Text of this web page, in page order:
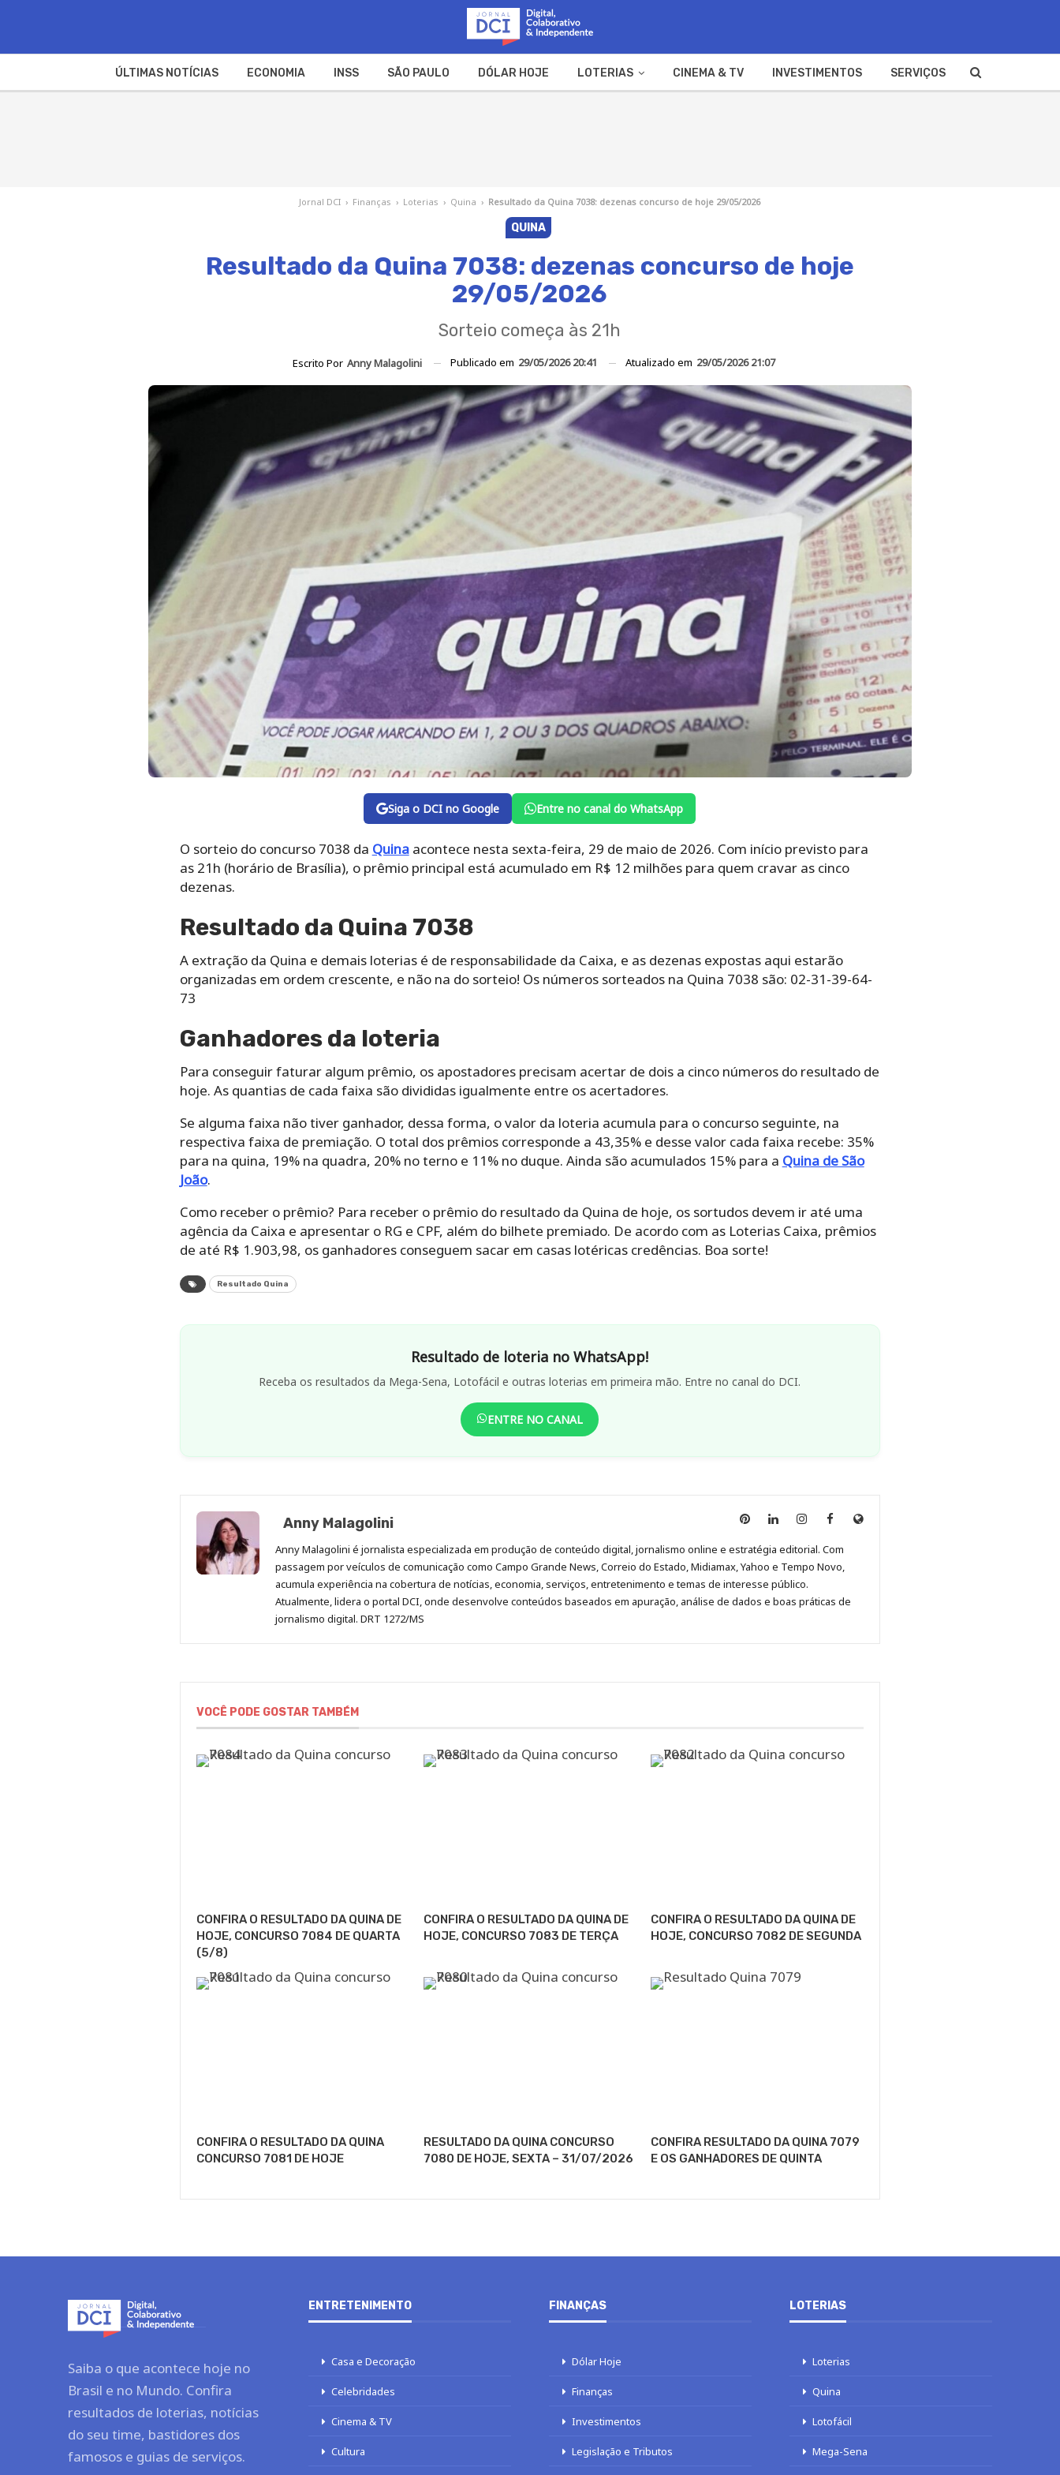
ÚLTIMAS NOTÍCIAS ECONOMIA INSS SÃO PAULO DÓLAR HOJE LOTERIAS CINEMA & TV INVESTIMENTOS SERVIÇOS
Jornal DCI › Finanças › Loterias › Quina › Resultado da Quina 7038: dezenas concurso de hoje 29/05/2026
QUINA
Resultado da Quina 7038: dezenas concurso de hoje
29/05/2026
Sorteio começa às 21h
Escrito Por Anny Malagolini Publicado em 29/05/2026 20:41 Atualizado em 29/05/2026 21:07
Siga o DCI no Google Entre no canal do WhatsApp
O sorteio do concurso 7038 da Quinaacontece nesta sexta-feira, 29 de maio de 2026. Com início previsto para
as 21h (horário de Brasília), o prêmio principal está acumulado em R$ 12 milhões para quem cravar as cinco
dezenas.
Resultado da Quina 7038
A extração da Quina e demais loterias é de responsabilidade da Caixa, e as dezenas expostas aqui estarão
organizadas em ordem crescente, e não na do sorteio! Os números sorteados na Quina 7038 são: 02-31-39-64-
73
Ganhadores da loteria
Para conseguir faturar algum prêmio, os apostadores precisam acertar de dois a cinco números do resultado de
hoje. As quantias de cada faixa são divididas igualmente entre os acertadores.
Se alguma faixa não tiver ganhador, dessa forma, o valor da loteria acumula para o concurso seguinte, na
respectiva faixa de premiação. O total dos prêmios corresponde a 43,35% e desse valor cada faixa recebe: 35%
para na quina, 19% na quadra, 20% no terno e 11% no duque. Ainda são acumulados 15% para a Quina de São
João.
Como receber o prêmio? Para receber o prêmio do resultado da Quina de hoje, os sortudos devem ir até uma
agência da Caixa e apresentar o RG e CPF, além do bilhete premiado. De acordo com as Loterias Caixa, prêmios
de até R$ 1.903,98, os ganhadores conseguem sacar em casas lotéricas credências. Boa sorte!
Resultado Quina
Resultado de loteria no WhatsApp!
Receba os resultados da Mega-Sena, Lotofácil e outras loterias em primeira mão. Entre no canal do DCI.
ENTRE NO CANAL
Anny Malagolini
Anny
no
Pinterest
Anny
no
LinkedIn
Anny
no
Instagram
Anny
no
Facebook
Site
Anny Malagolini é jornalista especializada em produção de conteúdo digital, jornalismo online e estratégia editorial. Com
passagem por veículos de comunicação como Campo Grande News, Correio do Estado, Midiamax, Yahoo e Tempo Novo,
acumula experiência na cobertura de notícias, economia, serviços, entretenimento e temas de interesse público.
Atualmente, lidera o portal DCI, onde desenvolve conteúdos baseados em apuração, análise de dados e boas práticas de
jornalismo digital. DRT 1272/MS
VOCÊ PODE GOSTAR TAMBÉM
CONFIRA O RESULTADO DA QUINA DE
HOJE, CONCURSO 7084 DE QUARTA
(5/8)
CONFIRA O RESULTADO DA QUINA DE
HOJE, CONCURSO 7083 DE TERÇA
CONFIRA O RESULTADO DA QUINA DE
HOJE, CONCURSO 7082 DE SEGUNDA
CONFIRA O RESULTADO DA QUINA
CONCURSO 7081 DE HOJE
RESULTADO DA QUINA CONCURSO
7080 DE HOJE, SEXTA – 31/07/2026
CONFIRA RESULTADO DA QUINA 7079
E OS GANHADORES DE QUINTA
Saiba o que acontece hoje no
Brasil e no Mundo. Confira
resultados de loterias, notícias
do seu time, bastidores dos
famosos e guias de serviços.
ENTRETENIMENTO
Casa e Decoração
Celebridades
Cinema & TV
Cultura
FINANÇAS
Dólar Hoje
Finanças
Investimentos
Legislação e Tributos
LOTERIAS
Loterias
Quina
Lotofácil
Mega-Sena